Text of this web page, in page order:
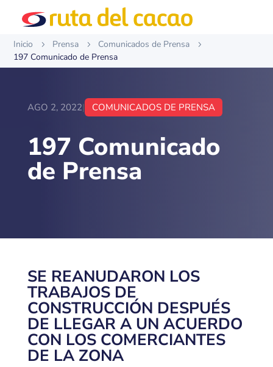
Inicio 5 Prensa 5 Comunicados de Prensa 5
197 Comunicado de Prensa
AGO 2, 2022| COMUNICADOS DE PRENSA
197 Comunicado
de Prensa
SE REANUDARON LOS
TRABAJOS DE
CONSTRUCCIÓN DESPUÉS
DE LLEGAR A UN ACUERDO
CON LOS COMERCIANTES
DE LA ZONA